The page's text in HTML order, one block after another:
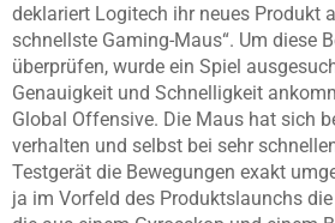
deklariert Logitech ihr neues Produkt
schnellste Gaming-Maus“. Um diese
überprüfen, wurde ein Spiel
Genauigkeit und Schnelligkeit
Global Offensive. Die Maus hat sich
verhalten und selbst bei sehr
Testgerät die Bewegungen exakt
ja im Vorfeld des Produktslaunchs